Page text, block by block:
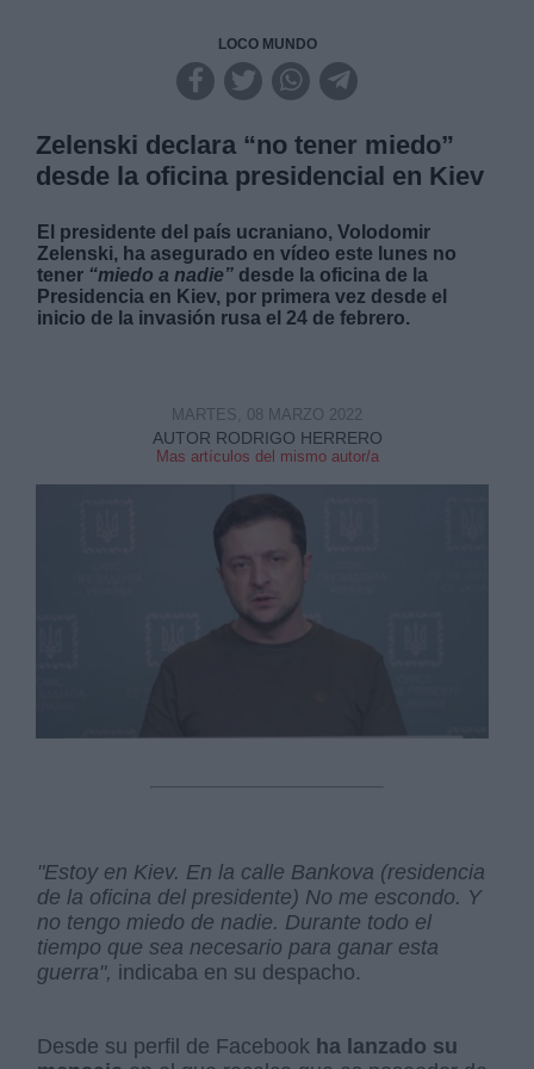
LOCO MUNDO
Zelenski declara “no tener miedo”
desde la oficina presidencial en Kiev
El presidente del país ucraniano, Volodomir
Zelenski, ha asegurado en vídeo este lunes no
tener “miedo a nadie” desde la oficina de la
Presidencia en Kiev, por primera vez desde el
inicio de la invasión rusa el 24 de febrero.
AUTOR RODRIGO HERRERO
Mas artículos del mismo autor/a
MARTES, 08 MARZO 2022
"Estoy en Kiev. En la calle Bankova (residencia
de la oficina del presidente) No me escondo. Y
no tengo miedo de nadie. Durante todo el
tiempo que sea necesario para ganar esta
guerra", indicaba en su despacho.
Desde su perfil de Facebook ha lanzado su